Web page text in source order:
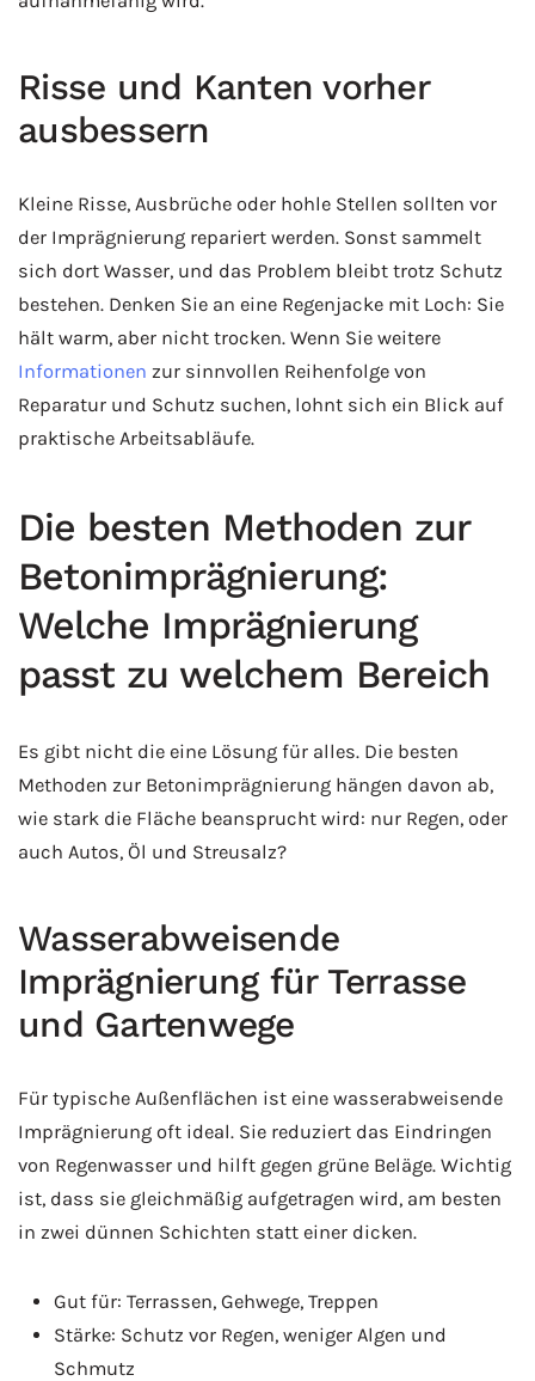
Risse und Kanten vorher
ausbessern
Kleine Risse, Ausbrüche oder hohle Stellen sollten vor
der Imprägnierung repariert werden. Sonst sammelt
sich dort Wasser, und das Problem bleibt trotz Schutz
bestehen. Denken Sie an eine Regenjacke mit Loch: Sie
hält warm, aber nicht trocken. Wenn Sie weitere
Informationen zur sinnvollen Reihenfolge von
Reparatur und Schutz suchen, lohnt sich ein Blick auf
praktische Arbeitsabläufe.
Die besten Methoden zur
Betonimprägnierung:
Welche Imprägnierung
passt zu welchem Bereich
Es gibt nicht die eine Lösung für alles. Die besten
Methoden zur Betonimprägnierung hängen davon ab,
wie stark die Fläche beansprucht wird: nur Regen, oder
auch Autos, Öl und Streusalz?
Wasserabweisende
Imprägnierung für Terrasse
und Gartenwege
Für typische Außenflächen ist eine wasserabweisende
Imprägnierung oft ideal. Sie reduziert das Eindringen
von Regenwasser und hilft gegen grüne Beläge. Wichtig
ist, dass sie gleichmäßig aufgetragen wird, am besten
in zwei dünnen Schichten statt einer dicken.
Gut für: Terrassen, Gehwege, Treppen
Stärke: Schutz vor Regen, weniger Algen und
Schmutz